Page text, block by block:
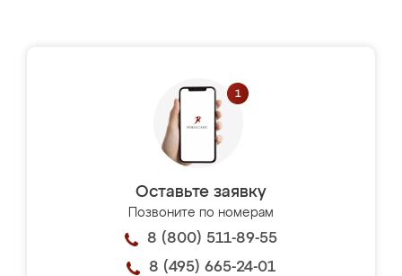
Оставьте заявку
Позвоните по номерам
8 (800) 511-89-55
8 (495) 665-24-01